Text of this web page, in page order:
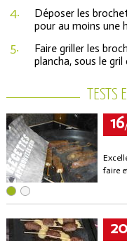
4.
Déposer les
pour au moins une
5.
Faire griller les
plancha, sous le
16
faire
20